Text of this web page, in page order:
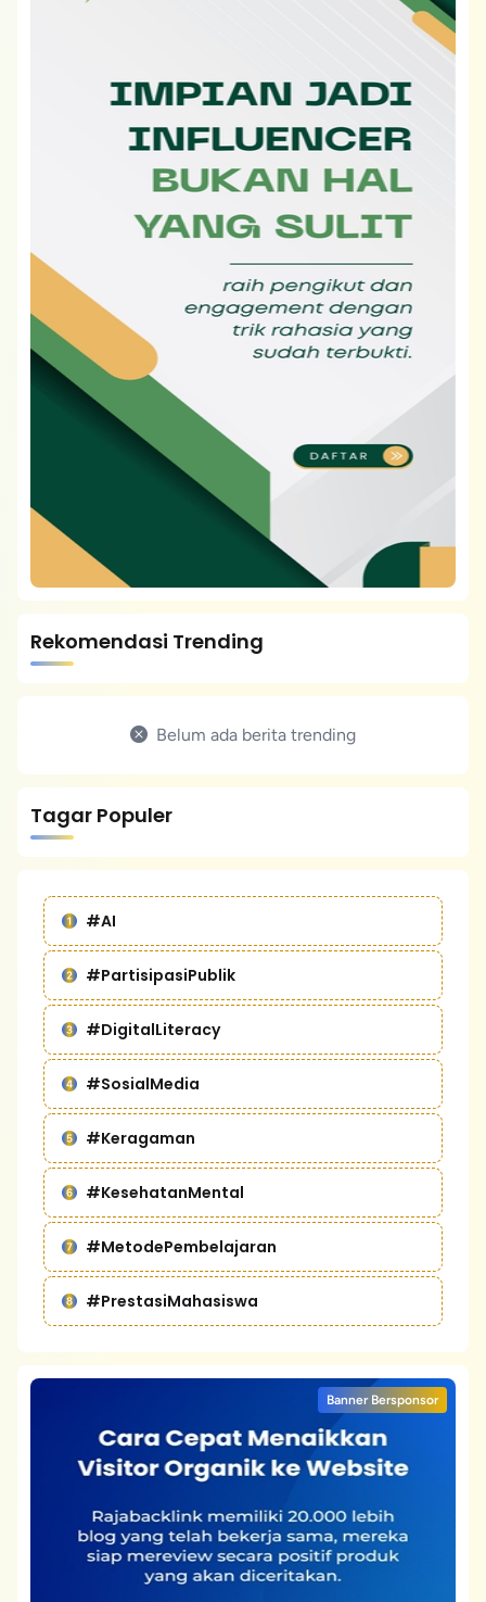
Rekomendasi Trending
Belum ada berita trending
Tagar Populer
#AI
#PartisipasiPublik
#DigitalLiteracy
#SosialMedia
#Keragaman
#KesehatanMental
#MetodePembelajaran
#PrestasiMahasiswa
Banner Bersponsor